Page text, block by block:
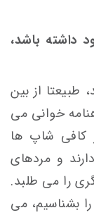
داشته باشد،
طبیعتا از بین
خوانی می
کافی شاپ ها
و مردهای
را می طلبد.
بشناسیم، می